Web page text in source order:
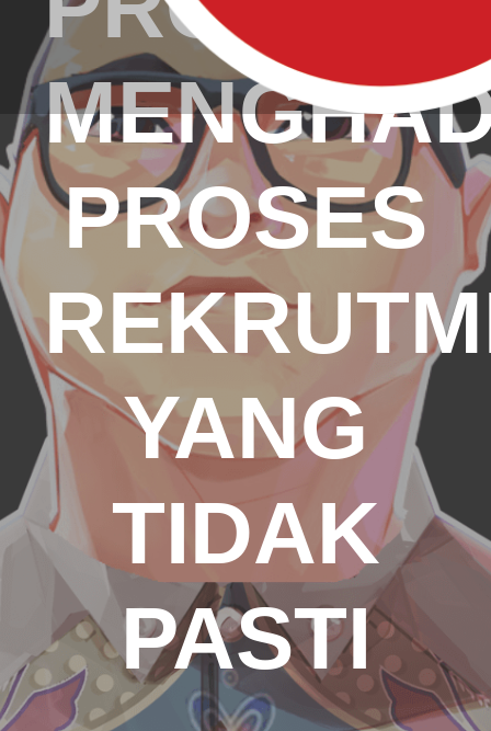
PROSES
YANG
TIDAK
PASTI